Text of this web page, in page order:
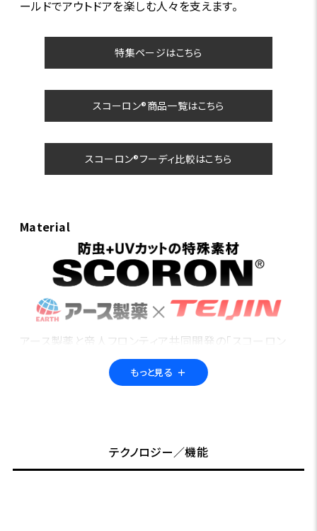
ールドでアウトドアを楽しむ人々を支えます。
特集ページはこちら
スコーロン®商品一覧はこちら
スコーロン®フーディ比較はこちら
Material
アース製薬と帝人フロンティア共同開発の「スコーロン
®」。繊維に特殊な防虫加工を施すことで、フィールドの不
快な虫から身を守る「防虫素材」です。さらにUVカット機
もっと見る ＋
テクノロジー／機能